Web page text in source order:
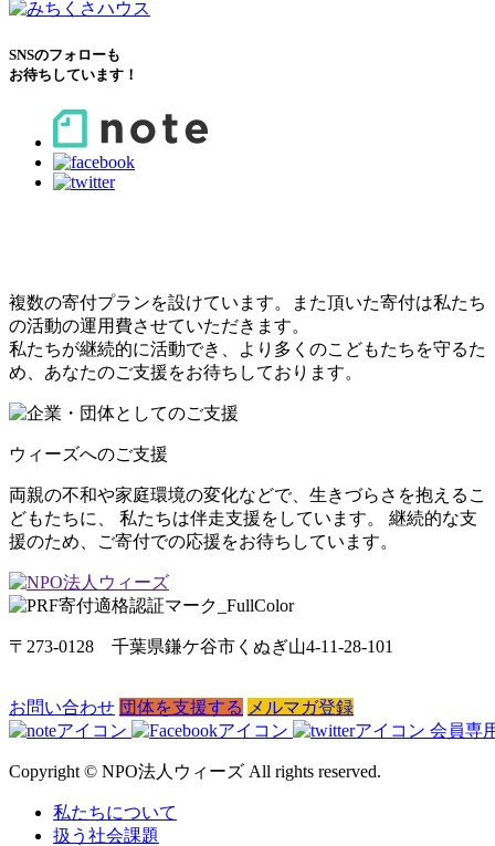
SNSのフォローも
お待ちしています！
複数の寄付プランを設けています。また頂いた寄付は私たち
の活動の運用費させていただきます。
私たちが継続的に活動でき、より多くのこどもたちを守るた
め、あなたのご支援をお待ちしております。
ウィーズへのご支援
両親の不和や家庭環境の変化などで、生きづらさを抱えるこ
どもたちに、 私たちは伴走支援をしています。 継続的な支
援のため、ご寄付での応援をお待ちしています。
〒273-0128 千葉県鎌ケ谷市くぬぎ山4-11-28-101
お問い合わせ 団体を支援する メルマガ登録
会員専
Copyright © NPO法人ウィーズ All rights reserved.
私たちについて
扱う社会課題